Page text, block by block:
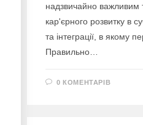
надзвичайно важливим
кар'єрного розвитку в
та інтеграції, в якому
Правильно…
0 КОМЕНТАРІВ